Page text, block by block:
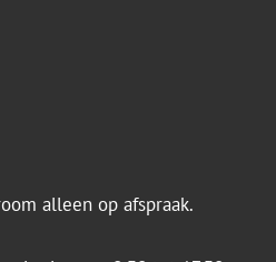
alleen op afspraak.